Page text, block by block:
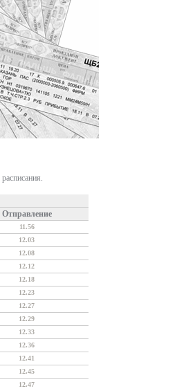
Отправление
11.56
12.03
12.08
12.12
12.18
12.23
12.27
12.29
12.33
12.36
12.41
12.45
12.47